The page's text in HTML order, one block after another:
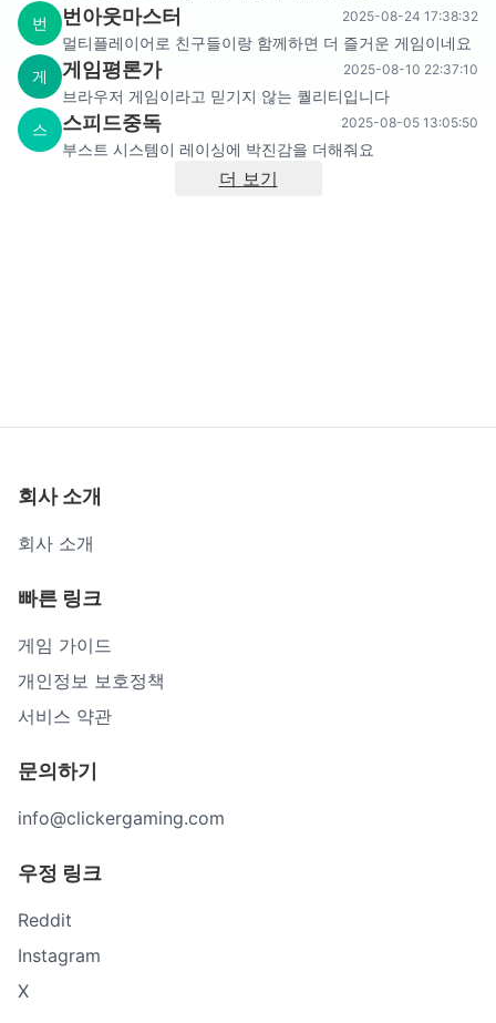
번
번아웃마스터 2025-08-24 17:38:32
멀티플레이어로 친구들이랑 함께하면 더 즐거운 게임이네요
게
게임평론가 2025-08-10 22:37:10
브라우저 게임이라고 믿기지 않는 퀄리티입니다
스
스피드중독 2025-08-05 13:05:50
부스트 시스템이 레이싱에 박진감을 더해줘요
더 보기
회사 소개
회사 소개
빠른 링크
게임 가이드
개인정보 보호정책
서비스 약관
문의하기
info@clickergaming.com
우정 링크
Reddit
Instagram
X